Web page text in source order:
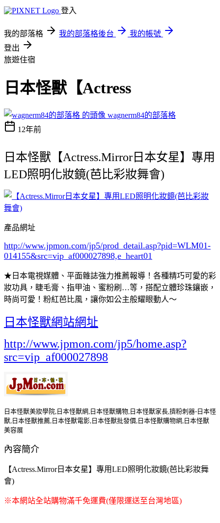
登入
我的部落格 我的部落格後台
我的帳號
登出
旅遊住宿
日本怪獸【Actress
wagnerm84的部落格
12年前
日本怪獸【Actress.Mirror日本女星】專用
LED照明化妝鏡(芭比彩妝舞會)
產品網址
http://www.jpmon.com/jp5/prod_detail.asp?pid=WLM01-
014155&src=vip_af000027898,e_heart01
★日本電視媒體、平面雜誌強力推薦報導！各種精巧可愛的彩
妝功具，睫毛膏、指甲油、蜜粉刷…等，搭配立體珍珠鑲嵌，
時尚可愛！粉紅芭比風，讓你如公主般耀眼動人～
日本怪獸網站網址
http://www.jpmon.com/jp5/home.asp?
src=vip_af000027898
日本怪獸美妝學院,日本怪獸網,日本怪獸購物,日本怪獸家長,擠粉刺器-日本怪
獸,日本怪獸推薦,日本怪獸電影,日本怪獸批發價,日本怪獸購物網,日本怪獸
美容展
內容簡介
【Actress.Mirror日本女星】專用LED照明化妝鏡(芭比彩妝舞
會)
※本網站全站購物滿千免運費(僅限運送至台灣地區)